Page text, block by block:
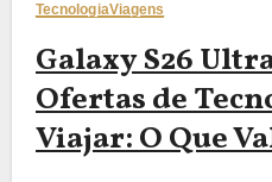
TecnologiaViagens
Galaxy S26
Ofertas de
Viajar: O Que